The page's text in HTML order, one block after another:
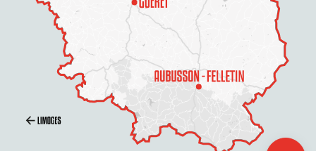
Per E-Mail
kontaktieren